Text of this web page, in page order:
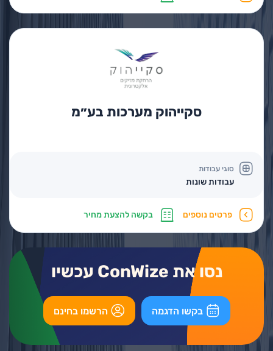
סקייהוק מערכות בע״מ
סוגי עבודות
עבודות שונות
פרטים נוספים בקשה להצעת מחיר
נסו את ConWize עכשיו
בקשו הדגמה הרשמו בחינם